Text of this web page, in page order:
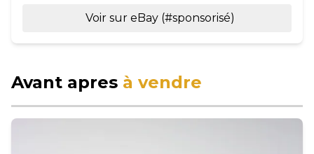
Voir sur eBay (#sponsorisé)
Avant apres à vendre